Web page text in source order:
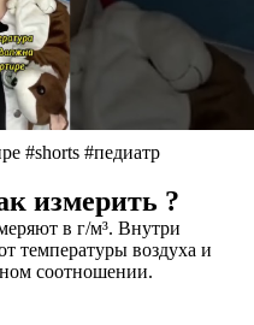
#shorts #педиатр
измерить ?
в г/м³. Внутри
температуры воздуха и
соотношении.